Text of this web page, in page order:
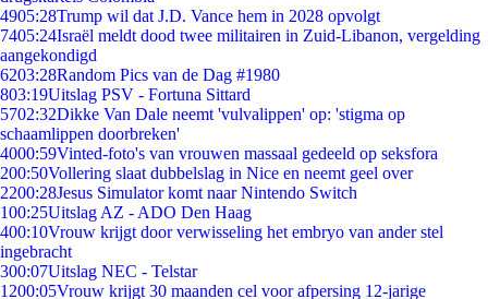
4905:28Trump wil dat J.D. Vance hem in 2028 opvolgt
7405:24Israël meldt dood twee militairen in Zuid-Libanon, vergelding
aangekondigd
6203:28Random Pics van de Dag #1980
803:19Uitslag PSV - Fortuna Sittard
5702:32Dikke Van Dale neemt 'vulvalippen' op: 'stigma op
schaamlippen doorbreken'
4000:59Vinted-foto's van vrouwen massaal gedeeld op seksfora
200:50Vollering slaat dubbelslag in Nice en neemt geel over
2200:28Jesus Simulator komt naar Nintendo Switch
100:25Uitslag AZ - ADO Den Haag
400:10Vrouw krijgt door verwisseling het embryo van ander stel
ingebracht
300:07Uitslag NEC - Telstar
1200:05Vrouw krijgt 30 maanden cel voor afpersing 12-jarige